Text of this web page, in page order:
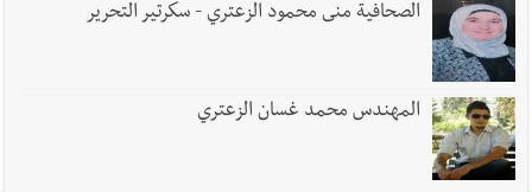
الصحافية منى محمود الزعتري - سكرتير التحرير
المهندس محمد غسان الزعتري